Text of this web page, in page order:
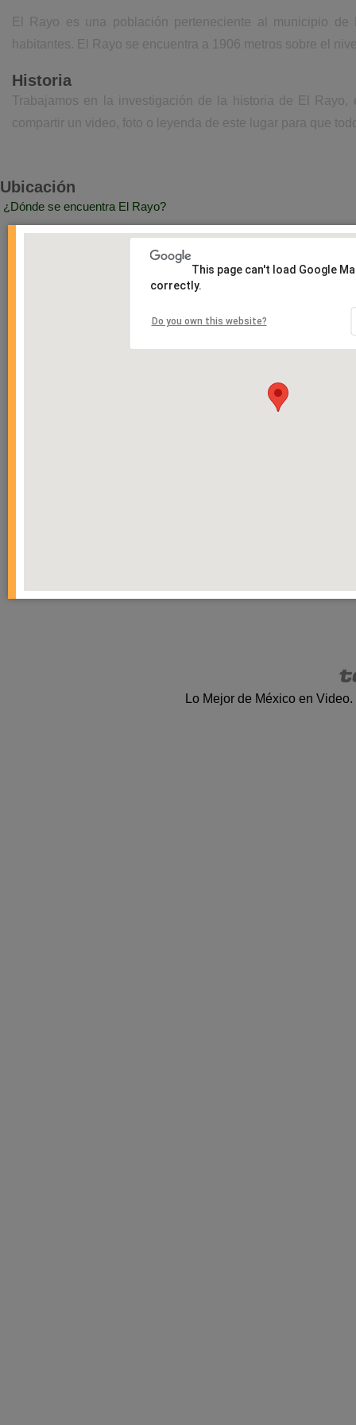
El Rayo es una población perteneciente al municipio
habitantes. El Rayo se encuentra a 1906 metros sobre el
Historia
Trabajamos en la investigación de la historia de El Rayo,
compartir un video, foto o leyenda de este lugar para que
Ubicación
¿Dónde se encuentra El Rayo?
This page can't load Google
correctly.
Do you own this website?
Lo Mejor de México en